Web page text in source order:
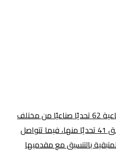
رصدت #اللجنةالوطنيةالصناعية 62 تحديًا صناعيًا من مختلف
مناطق المملكة، وتم إغلاق 41 تحديًا منها، فيما تتواصل
بالتنسيق مع مقدميها